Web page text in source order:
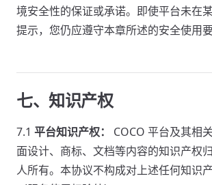
境安全性的保证或承诺。即使平台未在
提示，您仍应遵守本章所述的安全使用要
七、知识产权
7.1 平台知识产权：
COCO 平台及其相
面设计、商标、文档等内容的知识产权
人所有。本协议不构成对上述任何知识